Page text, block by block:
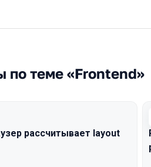
по теме «Frontend»
рассчитывает layout